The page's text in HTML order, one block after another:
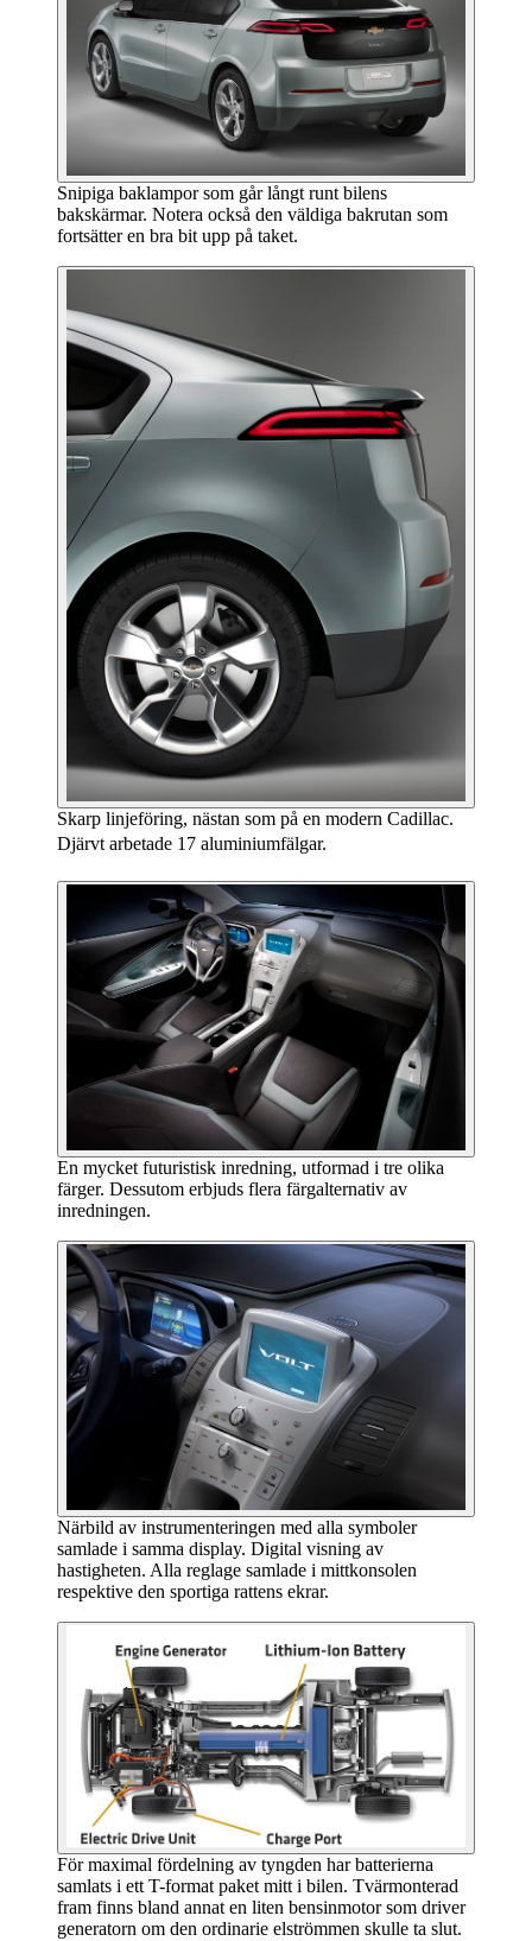
Snipiga baklampor som går långt runt bilens
bakskärmar. Notera också den väldiga bakrutan som
fortsätter en bra bit upp på taket.
Skarp linjeföring, nästan som på en modern Cadillac.
Djärvt arbetade 17 aluminiumfälgar.
En mycket futuristisk inredning, utformad i tre olika
färger. Dessutom erbjuds flera färgalternativ av
inredningen.
Närbild av instrumenteringen med alla symboler
samlade i samma display. Digital visning av
hastigheten. Alla reglage samlade i mittkonsolen
respektive den sportiga rattens ekrar.
För maximal fördelning av tyngden har batterierna
samlats i ett T-format paket mitt i bilen. Tvärmonterad
fram finns bland annat en liten bensinmotor som driver
generatorn om den ordinarie elströmmen skulle ta slut.